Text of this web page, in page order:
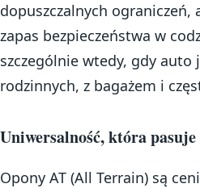
dopuszczalnych
zapas bezpieczeństwa w
szczególnie wtedy, gdy
rodzinnych, z bagażem i
Uniwersalność, która
Opony AT (All Terrain) są